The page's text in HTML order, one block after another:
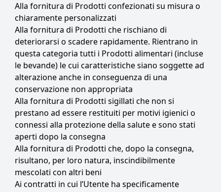
Alla fornitura di Prodotti confezionati su misura o
chiaramente personalizzati
Alla fornitura di Prodotti che rischiano di
deteriorarsi o scadere rapidamente. Rientrano in
questa categoria tutti i Prodotti alimentari (incluse
le bevande) le cui caratteristiche siano soggette ad
alterazione anche in conseguenza di una
conservazione non appropriata
Alla fornitura di Prodotti sigillati che non si
prestano ad essere restituiti per motivi igienici o
connessi alla protezione della salute e sono stati
aperti dopo la consegna
Alla fornitura di Prodotti che, dopo la consegna,
risultano, per loro natura, inscindibilmente
mescolati con altri beni
Ai contratti in cui l’Utente ha specificamente